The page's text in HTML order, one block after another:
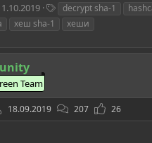
и
decrypt sha-1
хеш sha-1 хеши
Team
18.09.2019 207
26